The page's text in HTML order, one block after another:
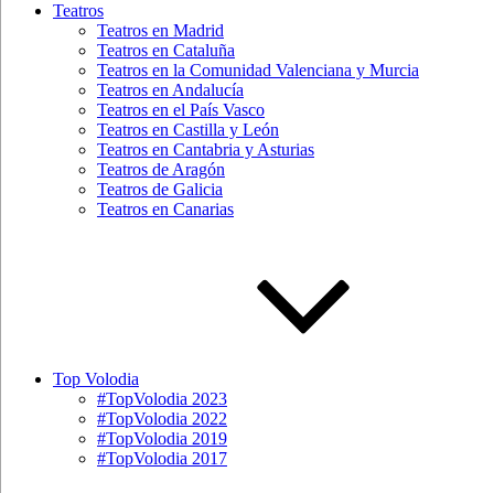
Teatros
Teatros en Madrid
Teatros en Cataluña
Teatros en la Comunidad Valenciana y Murcia
Teatros en Andalucía
Teatros en el País Vasco
Teatros en Castilla y León
Teatros en Cantabria y Asturias
Teatros de Aragón
Teatros de Galicia
Teatros en Canarias
Top Volodia
#TopVolodia 2023
#TopVolodia 2022
#TopVolodia 2019
#TopVolodia 2017